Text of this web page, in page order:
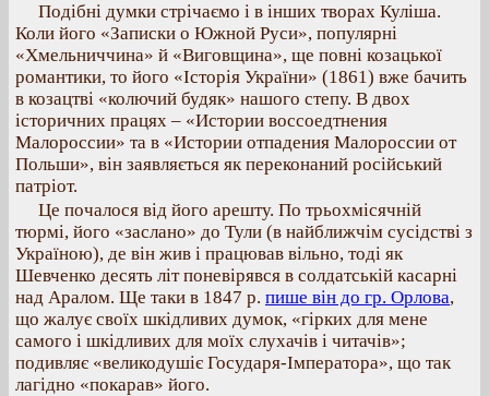
Подібні думки стрічаємо і в інших творах Куліша.
Коли його «Записки о Южной Руси», популярні
«Хмельниччина» й «Виговщина», ще повні козацької
романтики, то його «Історія України» (1861) вже бачить
в козацтві «колючий будяк» нашого степу. В двох
історичних працях – «Истории воссоедтнения
Малороссии» та в «Истории отпадения Малороссии от
Польши», він заявляється як переконаний російський
патріот.
Це почалося від його арешту. По трьохмісячній
тюрмі, його «заслано» до Тули (в найближчім сусідстві з
Україною), де він жив і працював вільно, тоді як
Шевченко десять літ поневірявся в солдатській касарні
над Аралом. Ще таки в 1847 р. пише він до гр. Орлова,
що жалує своїх шкідливих думок, «гірких для мене
самого і шкідливих для моїх слухачів і читачів»;
подивляє «великодушіє Государя-Імператора», що так
лагідно «покарав» його.